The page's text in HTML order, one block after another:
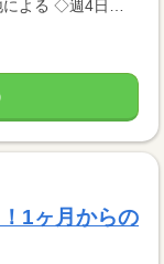
1ヶ月からの